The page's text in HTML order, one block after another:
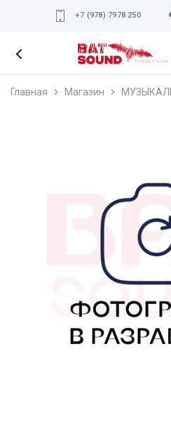
+7 (978) 7978 250
Главная Магазин